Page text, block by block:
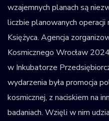
wzajemnych planach są
liczbie planowanych operacji
Księżyca. Agencja
Kosmicznego Wrocław
w Inkubatorze
wydarzenia była promocja
kosmicznej, z naciskiem na
badaniach. Wzięli w nim